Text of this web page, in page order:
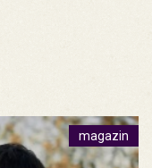
magazin